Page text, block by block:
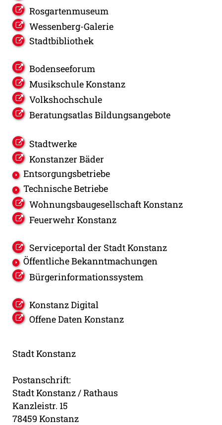
Rosgartenmuseum
Wessenberg-Galerie
Stadtbibliothek
Bodenseeforum
Musikschule Konstanz
Volkshochschule
Beratungsatlas Bildungsangebote
Stadtwerke
Konstanzer Bäder
Entsorgungsbetriebe
Technische Betriebe
Wohnungsbaugesellschaft Konstanz
Feuerwehr Konstanz
Serviceportal der Stadt Konstanz
Öffentliche Bekanntmachungen
Bürgerinformationssystem
Konstanz Digital
Offene Daten Konstanz
Stadt Konstanz
Postanschrift:
Stadt Konstanz / Rathaus
Kanzleistr. 15
78459 Konstanz